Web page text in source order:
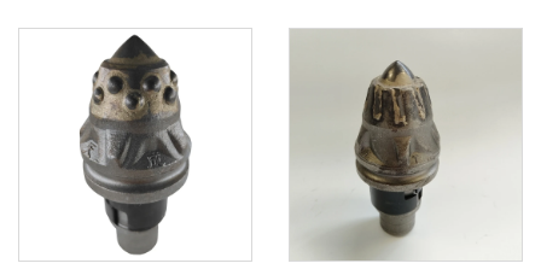
төрлийн бурхины сав